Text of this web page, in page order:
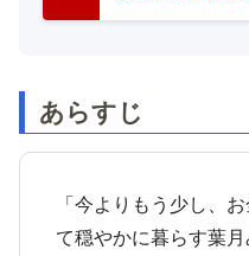
あらすじ
「今よりもう少し、
て穏やかに暮らす葉